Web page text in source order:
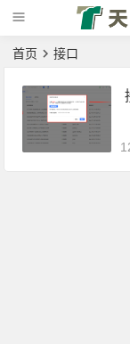
首页 接口